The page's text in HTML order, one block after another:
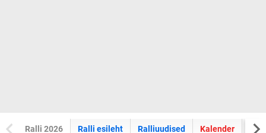
Ralli 2026 Ralli esileht Ralliuudised Kalender